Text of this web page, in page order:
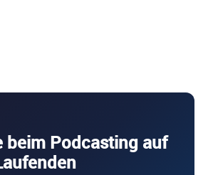
beim Podcasting auf